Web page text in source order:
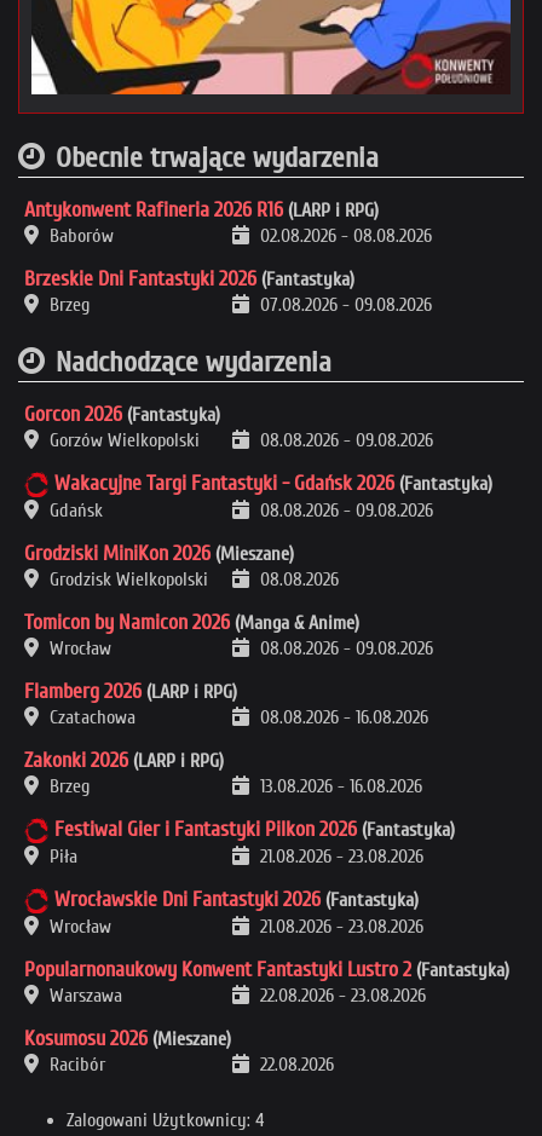
Obecnie trwające wydarzenia
Antykonwent Rafineria 2026 R16 (LARP i RPG)
Baborów
02.08.2026 - 08.08.2026
Brzeskie Dni Fantastyki 2026 (Fantastyka)
Brzeg
07.08.2026 - 09.08.2026
Nadchodzące wydarzenia
Gorcon 2026 (Fantastyka)
Gorzów Wielkopolski
08.08.2026 - 09.08.2026
Wakacyjne Targi Fantastyki - Gdańsk 2026 (Fantastyka)
Gdańsk
08.08.2026 - 09.08.2026
Grodziski MiniKon 2026 (Mieszane)
Grodzisk Wielkopolski
08.08.2026
Tomicon by Namicon 2026 (Manga & Anime)
Wrocław
08.08.2026 - 09.08.2026
Flamberg 2026 (LARP i RPG)
Czatachowa
08.08.2026 - 16.08.2026
Zakonki 2026 (LARP i RPG)
Brzeg
13.08.2026 - 16.08.2026
Festiwal Gier i Fantastyki Pilkon 2026 (Fantastyka)
Piła
21.08.2026 - 23.08.2026
Wrocławskie Dni Fantastyki 2026 (Fantastyka)
Wrocław
21.08.2026 - 23.08.2026
Popularnonaukowy Konwent Fantastyki Lustro 2 (Fantastyka)
Warszawa
22.08.2026 - 23.08.2026
Kosumosu 2026 (Mieszane)
Racibór
22.08.2026
Zalogowani Użytkownicy: 4